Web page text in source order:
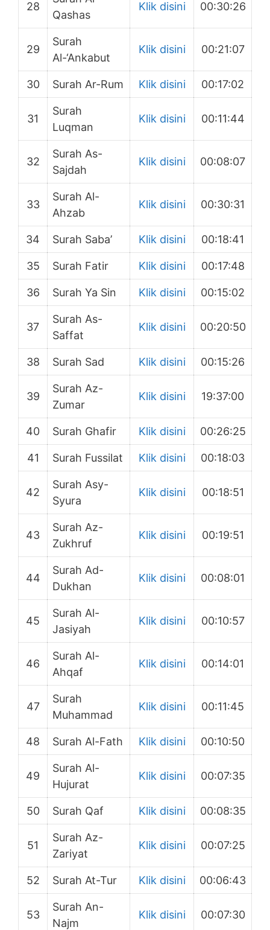
28
Qashas
Klik disini 00:30:26
29
Surah
Al-‘Ankabut
Klik disini 00:21:07
30 Surah Ar-Rum Klik disini 00:17:02
31
Surah
Luqman
Klik disini 00:11:44
32
Surah As-
Sajdah
Klik disini 00:08:07
33
Surah Al-
Ahzab
Klik disini 00:30:31
34 Surah Saba’ Klik disini 00:18:41
35 Surah Fatir Klik disini 00:17:48
36 Surah Ya Sin Klik disini 00:15:02
37
Surah As-
Saffat
Klik disini 00:20:50
38 Surah Sad Klik disini 00:15:26
39
Surah Az-
Zumar
Klik disini 19:37:00
40 Surah Ghafir Klik disini 00:26:25
41 Surah Fussilat Klik disini 00:18:03
42
Surah Asy-
Syura
Klik disini 00:18:51
43
Surah Az-
Zukhruf
Klik disini 00:19:51
44
Surah Ad-
Dukhan
Klik disini 00:08:01
45
Surah Al-
Jasiyah
Klik disini 00:10:57
46
Surah Al-
Ahqaf
Klik disini 00:14:01
47
Surah
Muhammad
Klik disini 00:11:45
48 Surah Al-Fath Klik disini 00:10:50
49
Surah Al-
Hujurat
Klik disini 00:07:35
50 Surah Qaf Klik disini 00:08:35
51
Surah Az-
Zariyat
Klik disini 00:07:25
52 Surah At-Tur Klik disini 00:06:43
53
Surah An-
Najm
Klik disini 00:07:30